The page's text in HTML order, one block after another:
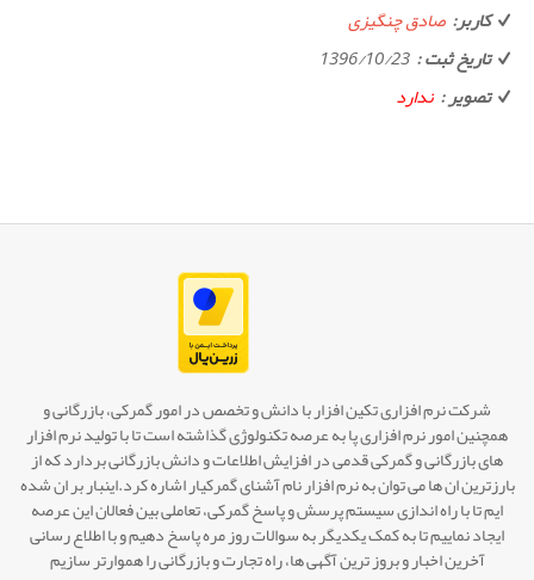
کاربر: صادق چنگیزی
تاریخ ثبت : 1396/10/23
تصویر : ندارد
شرکت نرم افزاری تکین افزار با دانش و تخصص در امور گمرکی، بازرگانی و
همچنین امور نرم افزاری پا به عرصه تکنولوژی گذاشته است تا با تولید نرم افزار
های بازرگانی و گمرکی قدمی در افزایش اطلاعات و دانش بازرگانی بردارد که از
بارزترین ان ها می توان به نرم افزار نام آشنای گمرکیار اشاره کرد.اینبار بر ان شده
ایم تا با راه اندازی سیستم پرسش و پاسخ گمرکی، تعاملی بین فعالان این عرصه
ایجاد نماییم تا به کمک یکدیگر به سوالات روز مره پاسخ دهیم و با اطلاع رسانی
آخرین اخبار و بروز ترین آگهی ها، راه تجارت و بازرگانی را هموارتر سازیم